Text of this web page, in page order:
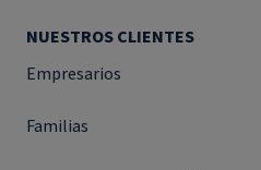
NUESTROS CLIENTES
Empresarios
Familias